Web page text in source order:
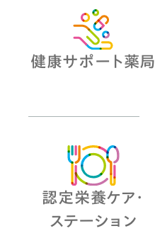
健康サポート薬局
認定栄養ケア・
ステーション